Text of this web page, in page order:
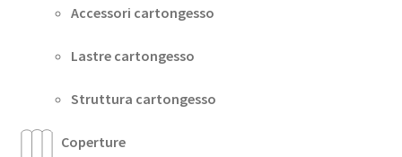
Accessori cartongesso
Lastre cartongesso
Struttura cartongesso
Coperture